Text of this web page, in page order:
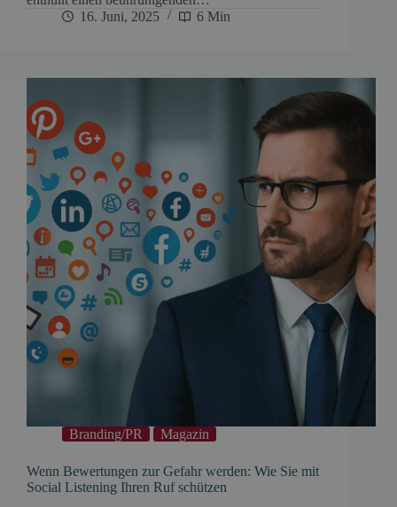
16. Juni, 2025
6 Min
Branding/PR Magazin
Wenn Bewertungen zur Gefahr werden: Wie Sie mit
Social Listening Ihren Ruf schützen